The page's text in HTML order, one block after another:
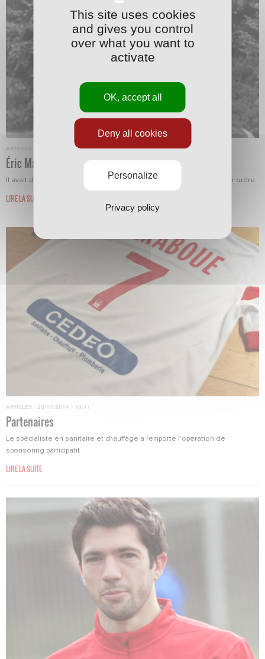
ARTICLES 09/12/2014 - 08:44
Éric Martin, le combattant de Verdun
Il avait deux cœurs et quatre poumons. C'était un battant de premier ordre.
LIRE LA SUITE
ARTICLES · 28/11/2014 - 10:11
Partenaires
Le spécialiste en sanitaire et chauffage a remporté l'opération de
sponsoring participatif.
LIRE LA SUITE
This site uses cookies
and gives you control
over what you want to
activate
OK, accept all
Deny all cookies
Personalize
Privacy policy